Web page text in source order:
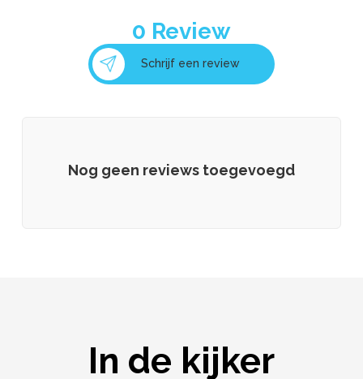
0 Review
Schrijf een review
Nog geen reviews toegevoegd
In de kijker